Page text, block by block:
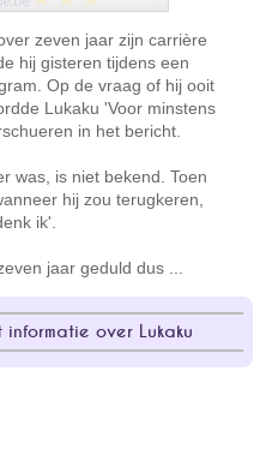
zeven jaar zijn carrière
hij gisteren tijdens een
Op de vraag of hij ooit
Lukaku 'Voor minstens
in het bericht.
was, is niet bekend. Toen
hij zou terugkeren,
ik'.
jaar geduld dus ...
informatie over Lukaku